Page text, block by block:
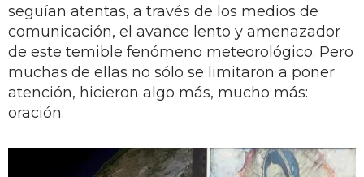
seguían atentas, a través de los medios de
comunicación, el avance lento y amenazador
de este temible fenómeno meteorológico. Pero
muchas de ellas no sólo se limitaron a poner
atención, hicieron algo más, mucho más:
oración.